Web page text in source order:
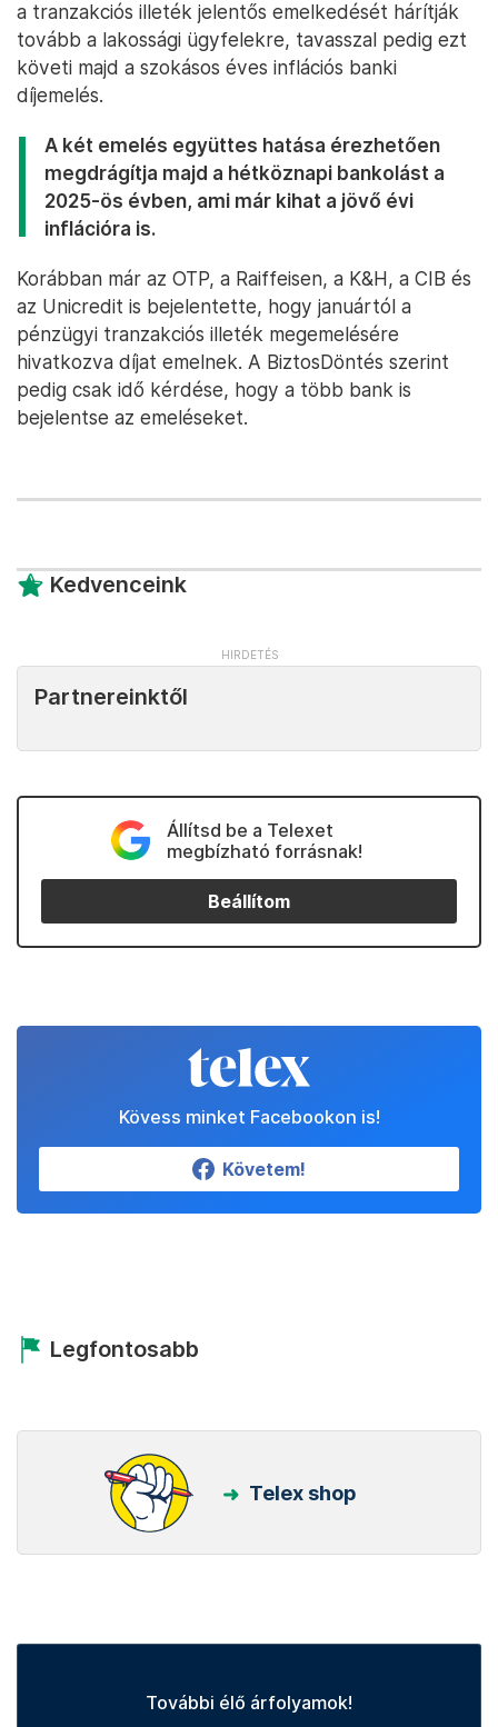
a tranzakciós illeték jelentős emelkedését hárítják
tovább a lakossági ügyfelekre, tavasszal pedig ezt
követi majd a szokásos éves inflációs banki
díjemelés.
A két emelés együttes hatása érezhetően
megdrágítja majd a hétköznapi bankolást a
2025-ös évben, ami már kihat a jövő évi
inflációra is.
Korábban már az OTP, a Raiffeisen, a K&H, a CIB és
az Unicredit is bejelentette, hogy januártól a
pénzügyi tranzakciós illeték megemelésére
hivatkozva díjat emelnek. A BiztosDöntés szerint
pedig csak idő kérdése, hogy a több bank is
bejelentse az emeléseket.
Kedvenceink
Partnereinktől
Állítsd be a Telexet
megbízható forrásnak!
Beállítom
Kövess minket Facebookon is!
Követem!
Legfontosabb
Telex shop
További élő árfolyamok!